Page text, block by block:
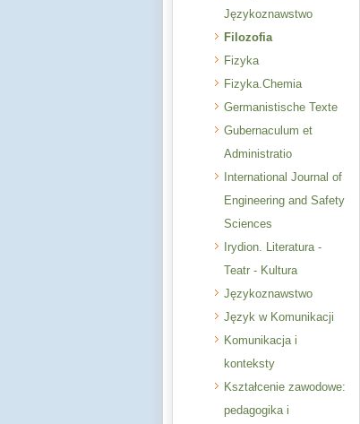
Językoznawstwo
Filozofia
Fizyka
Fizyka.Chemia
Germanistische Texte
Gubernaculum et
Administratio
International Journal of
Engineering and Safety
Sciences
Irydion. Literatura -
Teatr - Kultura
Językoznawstwo
Język w Komunikacji
Komunikacja i
konteksty
Kształcenie zawodowe:
pedagogika i